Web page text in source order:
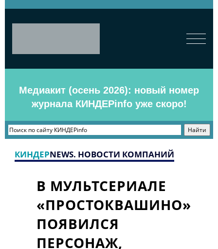
Медиакит (осень 2026): новый номер
журнала КИНДЕРinfo уже скоро!
КИНДЕРNEWS. НОВОСТИ КОМПАНИЙ
В МУЛЬТСЕРИАЛЕ
«ПРОСТОКВАШИНО»
ПОЯВИЛСЯ
ПЕРСОНАЖ,